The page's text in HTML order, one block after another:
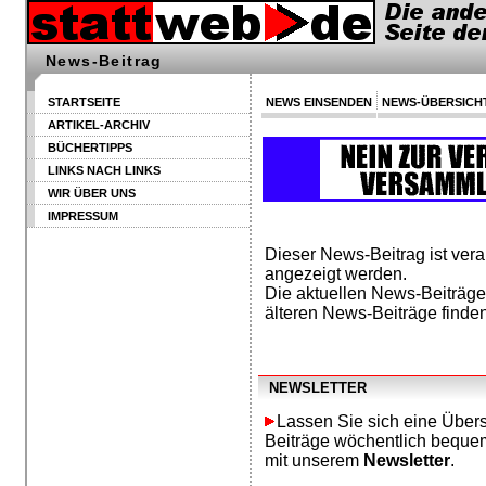
News-Beitrag
NEWS EINSENDEN NEWS-
Dieser News-Beitrag ist
angezeigt werden.
Die aktuellen News-
älteren News-Beiträge
NEWSLETTER
Lassen Sie sich eine
Beiträge wöchentlich
mit unserem Newsletter.
STARTSEITE
ARTIKEL-ARCHIV
BÜCHERTIPPS
LINKS NACH LINKS
WIR ÜBER UNS
IMPRESSUM